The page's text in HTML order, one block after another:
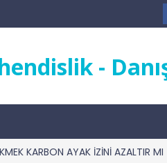
-
AYAK İZİNİ AZALTIR MI